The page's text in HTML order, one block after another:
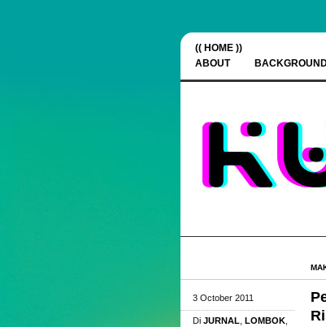
(( HOME ))
ABOUT
3 October 2011
Di JURNAL LOMBOK